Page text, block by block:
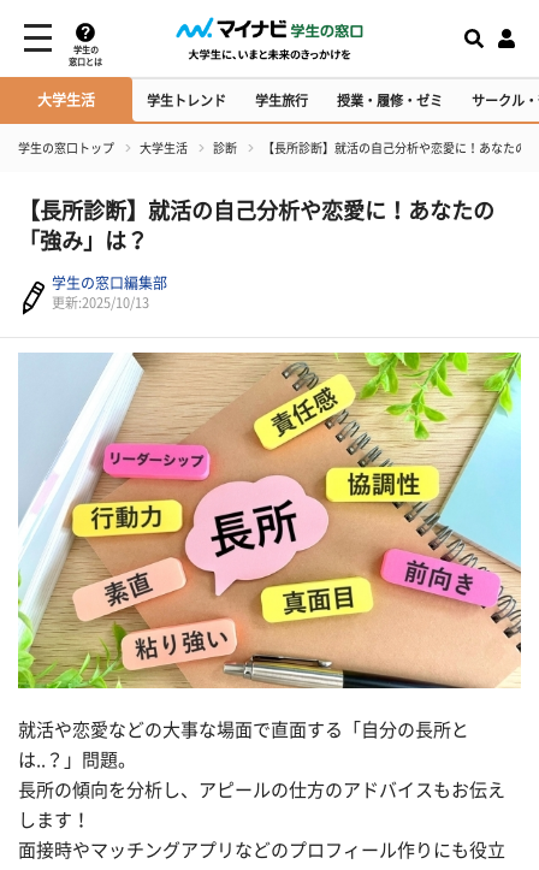
学生の
窓口とは
大学生活 学生トレンド 学生旅行 授業・履修・ゼミ サークル
学生の窓口トップ 大学生活 診断 【長所診断】就活の自己分析や恋愛に！あなたの
【長所診断】就活の自己分析や恋愛に！あなたの
「強み」は？
学生の窓口編集部
更新:2025/10/13
就活や恋愛などの大事な場面で直面する「自分の長所と
は..？」問題。
長所の傾向を分析し、アピールの仕方のアドバイスもお伝え
します！
面接時やマッチングアプリなどのプロフィール作りにも役立